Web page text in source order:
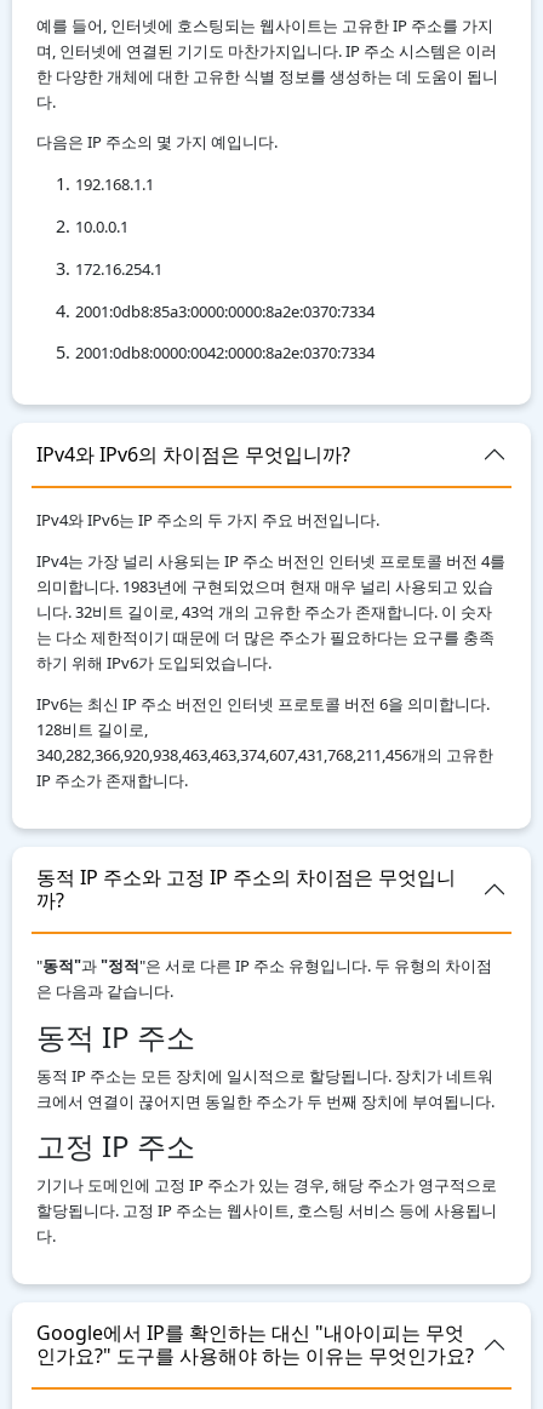
예를 들어, 인터넷에 호스팅되는 웹사이트는 고유한 IP 주소를 가지
며, 인터넷에 연결된 기기도 마찬가지입니다. IP 주소 시스템은 이러
한 다양한 개체에 대한 고유한 식별 정보를 생성하는 데 도움이 됩니
다.
다음은 IP 주소의 몇 가지 예입니다.
192.168.1.1
10.0.0.1
172.16.254.1
2001:0db8:85a3:0000:0000:8a2e:0370:7334
2001:0db8:0000:0042:0000:8a2e:0370:7334
IPv4와 IPv6의 차이점은 무엇입니까?
IPv4와 IPv6는 IP 주소의 두 가지 주요 버전입니다.
IPv4는 가장 널리 사용되는 IP 주소 버전인 인터넷 프로토콜 버전 4를
의미합니다. 1983년에 구현되었으며 현재 매우 널리 사용되고 있습
니다. 32비트 길이로, 43억 개의 고유한 주소가 존재합니다. 이 숫자
는 다소 제한적이기 때문에 더 많은 주소가 필요하다는 요구를 충족
하기 위해 IPv6가 도입되었습니다.
IPv6는 최신 IP 주소 버전인 인터넷 프로토콜 버전 6을 의미합니다.
128비트 길이로,
340,282,366,920,938,463,463,374,607,431,768,211,456개의 고유한
IP 주소가 존재합니다.
동적 IP 주소와 고정 IP 주소의 차이점은 무엇입니
까?
"동적"과"정적"은 서로 다른 IP 주소 유형입니다. 두 유형의 차이점
은 다음과 같습니다.
동적 IP 주소
동적 IP 주소는 모든 장치에 일시적으로 할당됩니다. 장치가 네트워
크에서 연결이 끊어지면 동일한 주소가 두 번째 장치에 부여됩니다.
고정 IP 주소
기기나 도메인에 고정 IP 주소가 있는 경우, 해당 주소가 영구적으로
할당됩니다. 고정 IP 주소는 웹사이트, 호스팅 서비스 등에 사용됩니
다.
Google에서 IP를 확인하는 대신 "내아이피는 무엇
인가요?" 도구를 사용해야 하는 이유는 무엇인가요?